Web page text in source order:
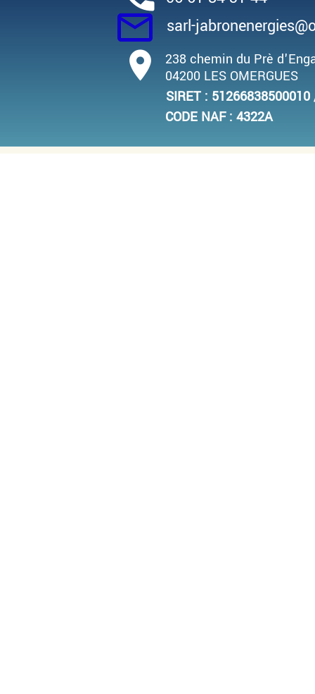
mail_outline
238 chemin du Prè
04200 LES OMERGUES
place
sarl-
SIRET : 51266838500010
CODE NAF : 4322A